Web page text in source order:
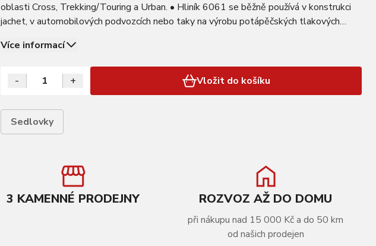
oblasti Cross, Trekking/Touring a Urban. • Hliník 6061 se běžně používá v konstrukci
jachet, v automobilových podvozcích nebo taky na výrobu potápěčských tlakových
Více informací
- + Vložit do košíku
Sedlovky
3 KAMENNÉ PRODEJNY ROZVOZ AŽ DO DOMU
při nákupu nad 15 000 Kč a do 50 km
od našich prodejen